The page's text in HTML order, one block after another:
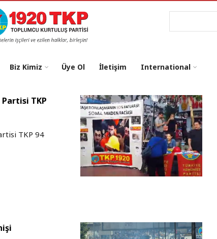
Ara
Biz Kimiz Üye Ol İletişim International
TKP
TKP 94